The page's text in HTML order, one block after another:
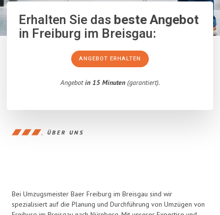
Erhalten Sie dasbeste Angebot
in Freiburg im Breisgau:
ANGEBOT ERHALTEN
Angebotin 15 Minuten(garantiert).
ÜBER UNS
Bei Umzugsmeister Baer Freiburg im Breisgau sind wir
spezialisiert auf die Planung und Durchführung von Umzügen von